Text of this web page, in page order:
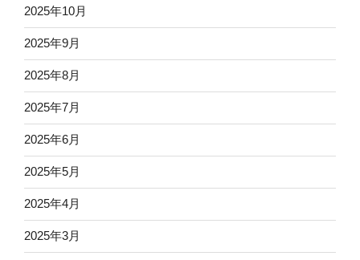
2025年10月
2025年9月
2025年8月
2025年7月
2025年6月
2025年5月
2025年4月
2025年3月